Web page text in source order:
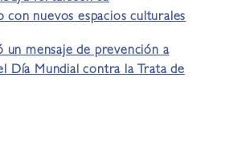
con nuevos espacios culturales
un mensaje de prevención a
Día Mundial contra la Trata de